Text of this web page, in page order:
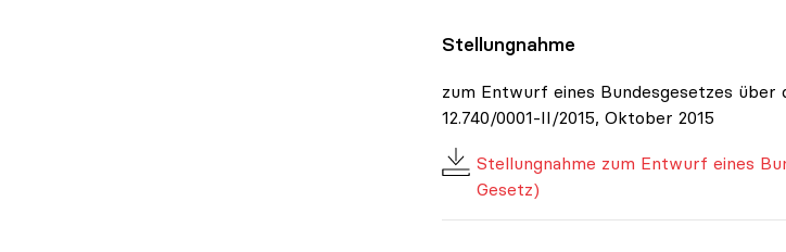
Stellungnahme
zum Entwurf eines Bundesgesetzes über
12.740/0001-II/2015, Oktober 2015
Stellungnahme zum Entwurf eines
Gesetz)